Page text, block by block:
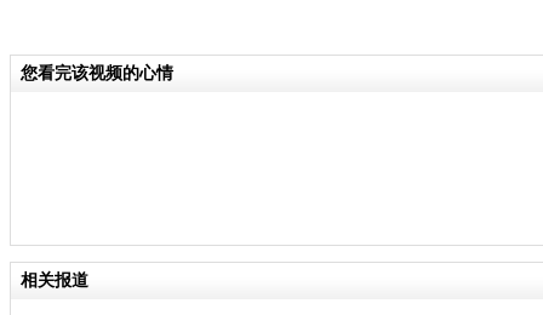
您看完该视频的心情
相关报道